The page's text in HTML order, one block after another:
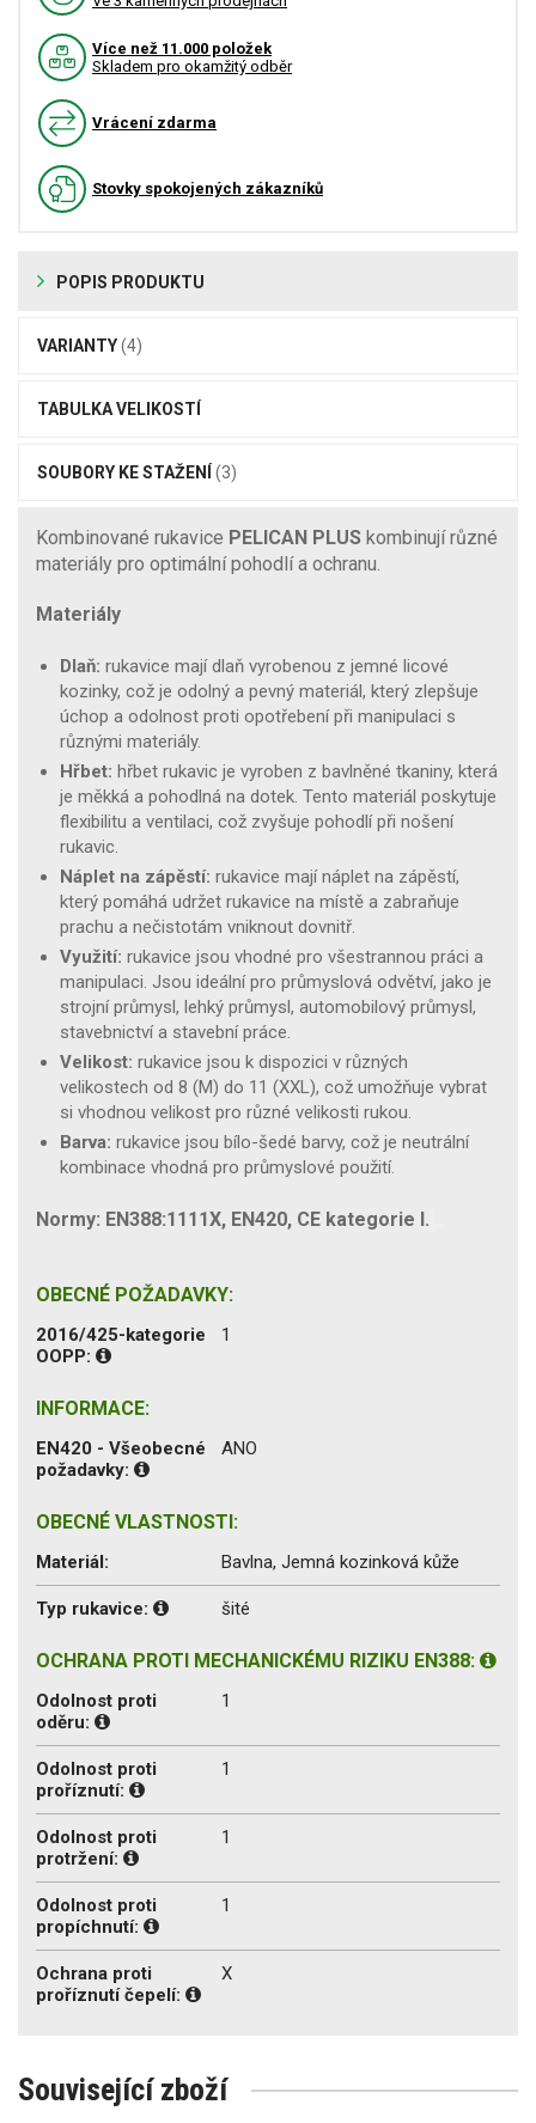
Více než 11.000 položek
Skladem pro okamžitý odběr
Vrácení zdarma
Stovky spokojených zákazníků
POPIS PRODUKTU
VARIANTY(4)
TABULKA VELIKOSTÍ
SOUBORY KE STAŽENÍ (3)
Kombinované rukavice PELICAN PLUS kombinují různé
materiály pro optimální pohodlí a ochranu.
Materiály
Dlaň: rukavice mají dlaň vyrobenou z jemné licové
kozinky, což je odolný a pevný materiál, který zlepšuje
úchop a odolnost proti opotřebení při manipulaci s
různými materiály.
Hřbet: hřbet rukavic je vyroben z bavlněné tkaniny, která
je měkká a pohodlná na dotek. Tento materiál poskytuje
flexibilitu a ventilaci, což zvyšuje pohodlí při nošení
rukavic.
Náplet na zápěstí: rukavice mají náplet na zápěstí,
který pomáhá udržet rukavice na místě a zabraňuje
prachu a nečistotám vniknout dovnitř.
Využití: rukavice jsou vhodné pro všestrannou práci a
manipulaci. Jsou ideální pro průmyslová odvětví, jako je
strojní průmysl, lehký průmysl, automobilový průmysl,
stavebnictví a stavební práce.
Velikost: rukavice jsou k dispozici v různých
velikostech od 8 (M) do 11 (XXL), což umožňuje vybrat
si vhodnou velikost pro různé velikosti rukou.
Barva: rukavice jsou bílo-šedé barvy, což je neutrální
kombinace vhodná pro průmyslové použití.
Normy: EN388:1111X, EN420, CE kategorie I.
OBECNÉ POŽADAVKY:
2016/425-kategorie
OOPP:
1
INFORMACE:
EN420 - Všeobecné
požadavky:
ANO
OBECNÉ VLASTNOSTI:
Materiál: Bavlna, Jemná kozinková kůže
Typ rukavice: šité
OCHRANA PROTI MECHANICKÉMU RIZIKU EN388:
Odolnost proti
oděru:
1
Odolnost proti
proříznutí:
1
Odolnost proti
protržení:
1
Odolnost proti
propíchnutí:
1
Ochrana proti
proříznutí čepelí:
X
Související zboží